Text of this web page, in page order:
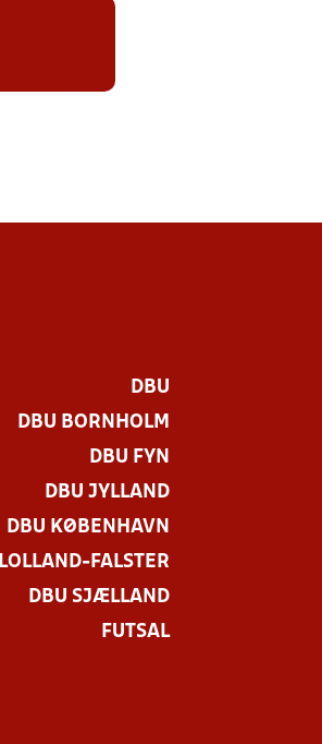
DBU
DBU BORNHOLM
DBU FYN
DBU JYLLAND
DBU KØBENHAVN
FALSTER
DBU SJÆLLAND
FUTSAL